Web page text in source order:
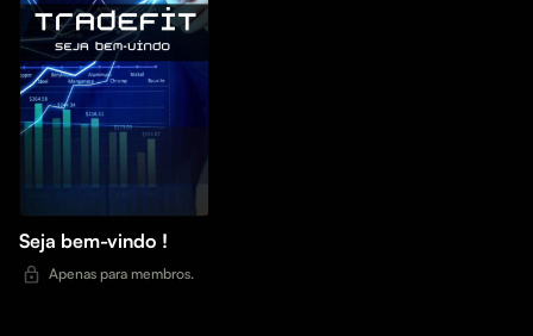
Seja bem-vindo !
Apenas para membros.